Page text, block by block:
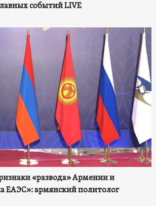
событий LIVE
«развода» Армении и
ЕАЭС»: армянский политолог